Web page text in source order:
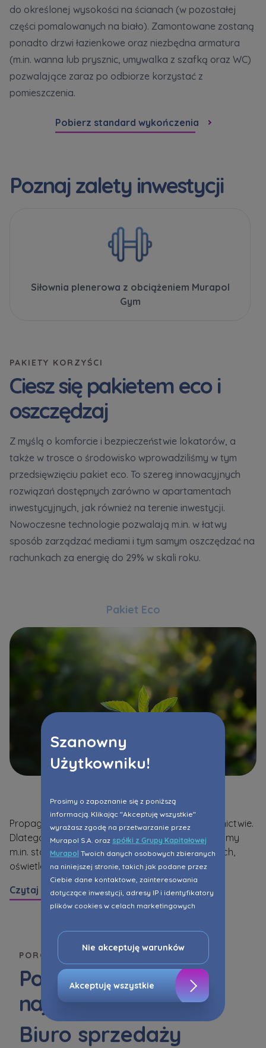
Szanowny
Użytkowniku!
Prosimy o zapoznanie się z poniższą
informacją. Klikając "Akceptuję wszystkie"
wyrażasz zgodę na przetwarzanie przez
Murapol S.A. oraz spółki z Grupy Kapitałowej
Murapol Twoich danych osobowych zbieranych
na niniejszej stronie, takich jak podane przez
Ciebie dane kontaktowe, zainteresowania
dotyczące inwestycji, adresy IP i identyfikatory
plików cookies w celach marketingowych
do Twoich potrzeb, w tym w oparciu o
profilowanie. Oczywiście, możesz nie wyrazić
przedmiotowej zgody klikając ”Nie akceptuję
warunków”.
Zaznaczamy, iż zgoda jest dobrowolna i
ustawieniach zaawansowanych Twojej
przeglądarki.
Nie akceptuję warunków
Akceptuję wszystkie
do określonej wysokości na ścianach (w pozostałej
części pomalowanych na biało). Zamontowane zostaną
ponadto drzwi łazienkowe oraz niezbędna armatura
(m.in. wanna lub prysznic, umywalka z szafką oraz WC)
pozwalające zaraz po odbiorze korzystać z
pomieszczenia.
Pobierz standard wykończenia
Poznaj zalety inwestycji
Siłownia plenerowa z obciążeniem Murapol
Gym
PAKIETY KORZYŚCI
Ciesz się pakietem eco i
oszczędzaj
Z myślą o komforcie i bezpieczeństwie lokatorów, a
także w trosce o środowisko wprowadziliśmy w tym
przedsięwzięciu pakiet eco. To szereg innowacyjnych
rozwiązań dostępnych zarówno w apartamentach
inwestycyjnych, jak również na terenie inwestycji.
Nowoczesne technologie pozwalają m.in. w łatwy
sposób zarządzać mediami i tym samym oszczędzać na
rachunkach za energię do 29% w skali roku.
Pakiet Eco
Pakiet Eco
Propagujemy ekologiczne rozwiązania w budownictwie.
Dlatego na terenie naszej inwestycji wprowadziliśmy
m.in. stację ładowania samochodów elektrycznych,
oświetlenie LED części wspólnych.
Czytaj więcej
POROZMAWIAJMY
Pomożemy wybrać
najlepszy lokal
Biuro sprzedaży